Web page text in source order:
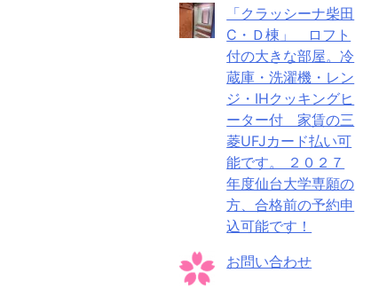
「クラッシーナ柴田
C・Ｄ棟」 ロフト
付の大きな部屋。冷
蔵庫・洗濯機・レン
ジ・IHクッキングヒ
ーター付 家賃の三
菱UFJカード払い可
能です。 ２０２７
年度仙台大学専願の
方、合格前の予約申
込可能です！
お問い合わせ